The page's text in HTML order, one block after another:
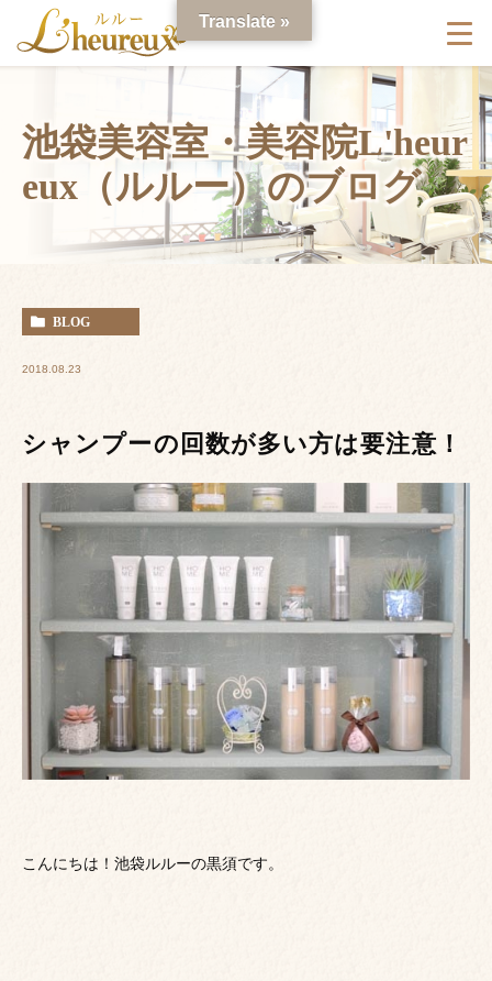
池袋美容室・美容院L'heur
eux（ルルー）のブログ
BLOG
2018.08.23
シャンプーの回数が多い方は要注意！
こんにちは！池袋ルルーの黒須です。
Translate »